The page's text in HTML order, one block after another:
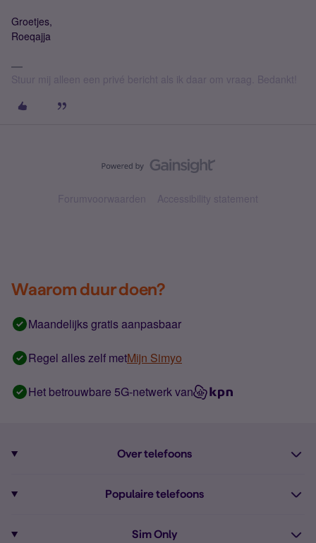
Groetjes,
Roeqajja
Stuur mij alleen een privé bericht als ik daar om vraag. Bedankt!
Forumvoorwaarden Accessibility statement
Waarom duur doen?
Maandelijks gratis aanpasbaar
Regel alles zelf metMijn Simyo
Het betrouwbare 5G-netwerk van
Over telefoons
Alle telefoons
Populaire telefoons
Sim Only